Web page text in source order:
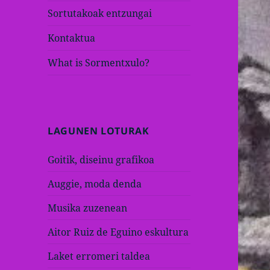
Sortutakoak entzungai
Kontaktua
What is Sormentxulo?
LAGUNEN LOTURAK
Goitik, diseinu grafikoa
Auggie, moda denda
Musika zuzenean
Aitor Ruiz de Eguino eskultura
Laket erromeri taldea